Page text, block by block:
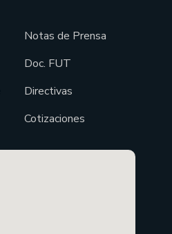
Notas de Prensa
Doc. FUT
Directivas
Cotizaciones